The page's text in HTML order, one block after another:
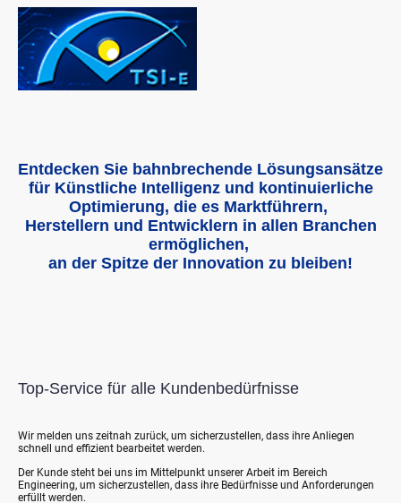
Entdecken Sie bahnbrechende Lösungsansätze
für Künstliche Intelligenz und kontinuierliche
Optimierung, die es Marktführern,
Herstellern und Entwicklern in allen Branchen
ermöglichen,
an der Spitze der Innovation zu bleiben!
Top-Service für alle Kundenbedürfnisse
Wir melden uns zeitnah zurück, um sicherzustellen, dass ihre Anliegen
schnell und effizient bearbeitet werden.
Der Kunde steht bei uns im Mittelpunkt unserer Arbeit im Bereich
Engineering, um sicherzustellen, dass ihre Bedürfnisse und Anforderungen
erfüllt werden.